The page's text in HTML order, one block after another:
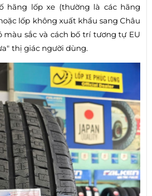
hãng lốp xe (thường là các hãng
lốp không xuất khẩu sang Châu
màu sắc và cách bố trí tương tự EU
thị giác người dùng.